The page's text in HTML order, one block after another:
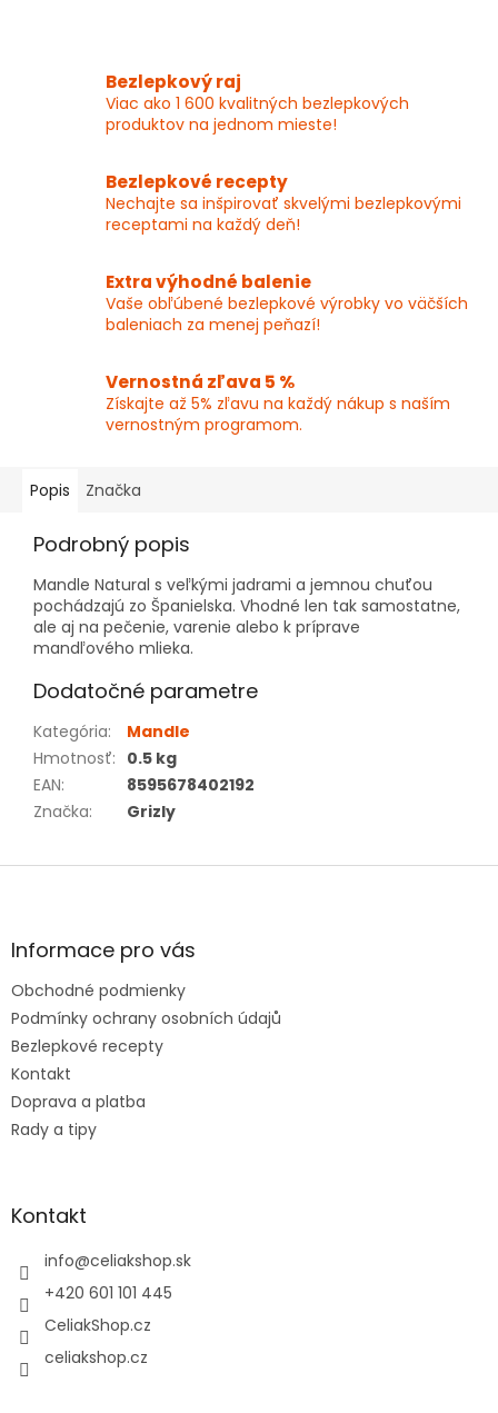
Bezlepkový raj
Viac ako 1 600 kvalitných bezlepkových
produktov na jednom mieste!
Bezlepkové recepty
Nechajte sa inšpirovať skvelými bezlepkovými
receptami na každý deň!
Extra výhodné balenie
Vaše obľúbené bezlepkové výrobky vo väčších
baleniach za menej peňazí!
Vernostná zľava 5 %
Získajte až 5% zľavu na každý nákup s naším
vernostným programom.
Popis Značka
Podrobný popis
Mandle Natural s veľkými jadrami a jemnou chuťou
pochádzajú zo Španielska. Vhodné len tak samostatne,
ale aj na pečenie, varenie alebo k príprave
mandľového mlieka.
Dodatočné parametre
Kategória:
Mandle
Hmotnosť: 0.5 kg
EAN:
8595678402192
Značka: Grizly
Z
ä
e
Informace pro vás
Obchodné podmienky
Podmínky ochrany osobních údajů
Bezlepkové recepty
Kontakt
Doprava a platba
Rady a tipy
Kontakt
info@celiakshop.sk
+420 601 101 445
CeliakShop.cz
celiakshop.cz